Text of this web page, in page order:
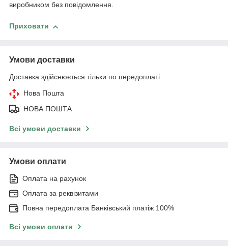
виробником без повідомлення.
Приховати
Умови доставки
Доставка здійснюється тільки по передоплаті.
Нова Пошта
НОВА ПОШТА
Всі умови доставки
Умови оплати
Оплата на рахунок
Оплата за реквізитами
Повна передоплата Банківський платіж 100%
Всі умови оплати